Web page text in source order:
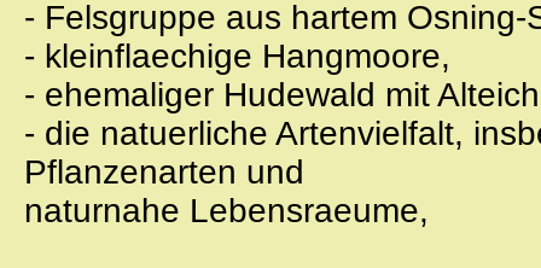
- Felsgruppe aus hartem Osning-
- kleinflaechige Hangmoore,
- ehemaliger Hudewald mit
- die natuerliche Artenvielfalt,
Pflanzenarten und
naturnahe Lebensraeume,